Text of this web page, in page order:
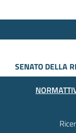
SENATO DELLA